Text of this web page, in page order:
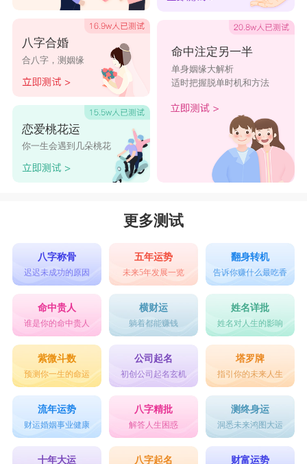
不断提升自己，使关系更加美满。
综上，就是摩羯天蝎配对指数的具体内容。
星座乐原创文章，转载需注明出处
八字合婚
合八字，测姻缘
恋爱桃花运
你一生会遇到几朵桃花
命中注定另一半
单身姻缘大解析
适时把握脱单时机和方法
更多测试
八字称骨
迟迟未成功的原因
五年运势
未来5年发展一览
翻身转机
告诉你赚什么最吃香
命中贵人
谁是你的命中贵人
横财运
躺着都能赚钱
姓名详批
姓名对人生的影响
紫微斗数
预测你一生的命运
公司起名
初创公司起名玄机
塔罗牌
指引你的未来人生
流年运势
财运婚姻事业健康
八字精批
解答人生困惑
测终身运
洞悉未来鸿图大运
十年大运 八字起名 财富运势